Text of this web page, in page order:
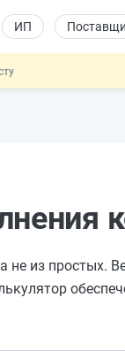
ИП
подписан
из простых.